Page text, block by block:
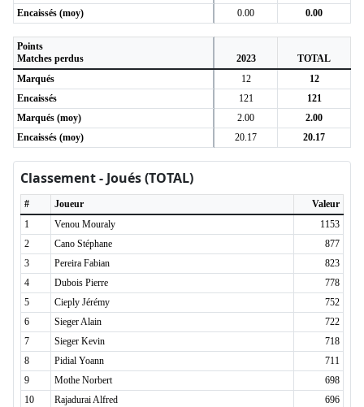
Encaissés (moy)
0.00 0.00
Points
Matches perdus
2023
TOTAL
Marqués
12
12
Encaissés
121
121
Marqués (moy)
2.00
2.00
Encaissés (moy)
20.17 20.17
Classement - Joués (TOTAL)
# Joueur
Valeur
1
Venou Mouraly
1153
2
Cano Stéphane
877
3
Pereira Fabian
823
4
Dubois Pierre
778
5
Cieply Jérémy
752
6
Sieger Alain
722
7
Sieger Kevin
718
8
Pidial Yoann
711
9
Mothe Norbert
698
10
Rajadurai Alfred
696